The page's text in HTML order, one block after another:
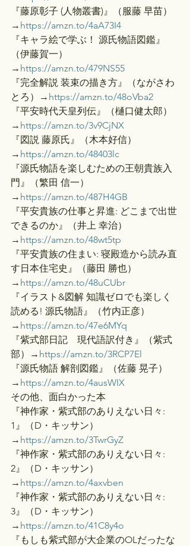
『藤原彰子 (人物叢書)』（服藤 早苗）
→ https://amzn.to/4aA73I4
『キャラ絵で学ぶ！ 源氏物語図鑑』
（伊藤賀一）
→ https://amzn.to/479NS55
『完全解説 装束の描き方』（ながさわ
とろ）→ https://amzn.to/48oVba2
『平安時代天皇列伝』（樋口健太郎）
→ https://amzn.to/3v9CjNX
『図説 藤原氏』（木本好信）
→ https://amzn.to/48403lc
『源氏物語を楽しむための王朝貴族入
門』（繁田 信一）
→ https://amzn.to/487H4GB
『平安貴族の仕事と昇進: どこまで出世
できるのか』（井上 幸治）
→ https://amzn.to/48wt5tp
『平安貴族の住まい: 寝殿造から読み直
す日本住宅史』（藤田 勝也）
→ https://amzn.to/48uCUbr
『イラスト&図解 知識ゼロでも楽しく
読める! 源氏物語』（竹内正彦）
→ https://amzn.to/47e6MYq
『紫式部日記　現代語訳付き』（紫式
部）→ https://amzn.to/3RCP7El
『源氏物語 解剖図鑑』（佐藤 晃子）
→ https://amzn.to/4ausWIX
その他、面白かった本
『神作家・紫式部のありえない日々:
1』（D・キッサン）
→ https://amzn.to/3TwrGyZ
『神作家・紫式部のありえない日々:
2』（D・キッサン）
→ https://amzn.to/4axvben
『神作家・紫式部のありえない日々:
3』（D・キッサン）
→ https://amzn.to/41C8y4o
『もしも紫式部が大企業のOLだったな